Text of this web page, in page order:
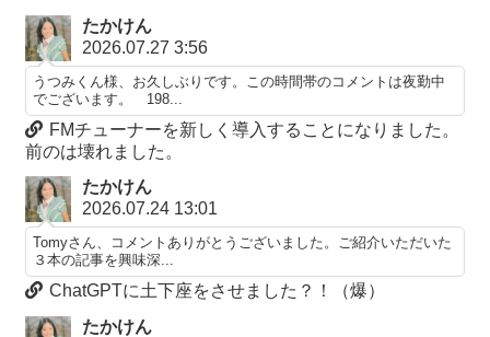
たかけん
2026.07.27 3:56
うつみくん様、お久しぶりです。この時間帯のコメントは夜勤中
でございます。 198...
FMチューナーを新しく導入することになりました。
前のは壊れました。
たかけん
2026.07.24 13:01
Tomyさん、コメントありがとうございました。ご紹介いただいた
３本の記事を興味深...
ChatGPTに土下座をさせました？！（爆）
たかけん